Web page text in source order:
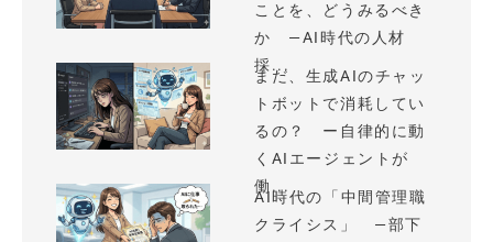
ことを、どうみるべき
か —AI時代の人材
採...
まだ、生成AIのチャッ
トボットで消耗してい
るの？ ー自律的に動
くAIエージェントが
働...
AI時代の「中間管理職
クライシス」 —部下